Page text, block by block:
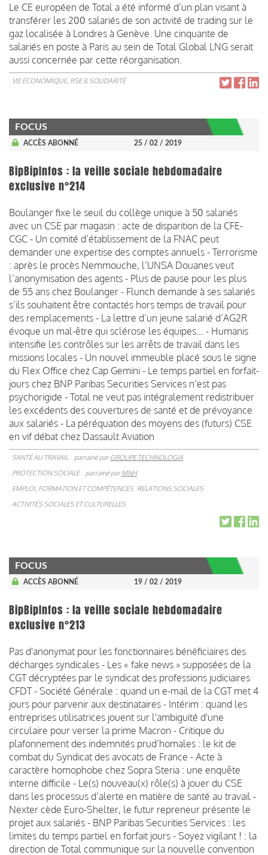
Le CE européen de Total a été informé d’un plan visant à
transférer les 200 salariés de son activité de trading sur le
gaz localisée à Londres à Genève. Une cinquante de
salariés en poste à Paris au sein de Total Global LNG serait
aussi concernée par cette réorganisation.
VIE ÉCONOMIQUE, RSE & SOLIDARITÉ
FOCUS
ACCÈS ABONNÉ 25 / 02 / 2019
BipBipInfos : la veille sociale hebdomadaire
exclusive n°214
Boulanger fixe le seuil du collège unique à 50 salariés
avec un CSE par magasin : acte de disparition de la CFE-
CGC - Un comité d’établissement de la FNAC peut
demander une expertise des comptes annuels - Terrorisme
: après le procès Nemmouche, l’UNSA Douanes veut
l’anonymisation des agents - Plus de pause pour les plus
de 55 ans chez Boulanger - Flunch demande à ses salariés
s’ils souhaitent être contactés hors temps de travail pour
des remplacements - La lettre d’un jeune salarié d’AG2R
évoque un mal-être qui sclérose les équipes… - Humanis
intensifie les contrôles sur les arrêts de travail dans les
missions locales - Un nouvel immeuble placé sous le signe
du Flex Office chez Cap Gemini - Le temps partiel en forfait-
jours chez BNP Paribas Securities Services n’est pas
psychorigide - Total ne veut pas intégralement redistribuer
les excédents des couvertures de santé et de prévoyance
aux salariés - La péréquation des moyens des (futurs) CSE
en vif débat chez Dassault Aviation
SANTÉ AU TRAVAIL parrainé parGROUPE TECHNOLOGIA
PROTECTION SOCIALE
parrainé parMNH
EMPLOI, FORMATION ET COMPÉTENCES RELATIONS SOCIALES
ACTIVITÉS SOCIALES ET CULTURELLES
FOCUS
ACCÈS ABONNÉ 19 / 02 / 2019
BipBipInfos : la veille sociale hebdomadaire
exclusive n°213
Pas d'anonymat pour les fonctionnaires bénéficiaires des
décharges syndicales - Les « fake news » supposées de la
CGT décryptées par le syndicat des professions judiciaires
CFDT - Société Générale : quand un e-mail de la CGT met 4
jours pour parvenir aux destinataires - Intérim : quand les
entreprises utilisatrices jouent sur l'ambiguïté d'une
circulaire pour verser la prime Macron - Critique du
plafonnement des indemnités prud’homales : le kit de
combat du Syndicat des avocats de France - Acte à
caractère homophobe chez Sopra Steria : une enquête
interne difficile - Le(s) nouveau(x) rôle(s) à jouer du CSE
dans les processus d’alerte en matière de santé au travail -
Nexter cède Euro-Shelter, le futur repreneur présente le
projet aux salariés - BNP Paribas Securities Services : les
limites du temps partiel en forfait jours - Soyez vigilant ! : la
direction de Total communique sur la nouvelle convention